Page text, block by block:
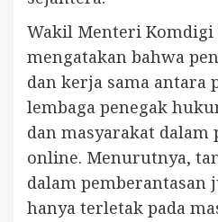
Wakil Menteri Komdigi
mengatakan bahwa
dan kerja sama antara
lembaga penegak
dan masyarakat
online. Menurutnya,
dalam pemberantasan
hanya terletak pada